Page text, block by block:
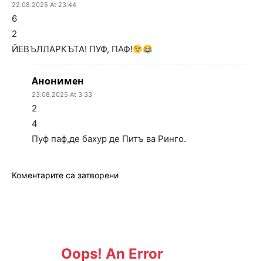
22.08.2025 At 23:44
6
2
ЙЕВЪЛЛАРКЪТА! ПУФ, ПАФ!
Анонимен
23.08.2025 At 3:33
2
4
Пуф паф,де бахур де Питъ ва Ринго.
Коментарите са затворени